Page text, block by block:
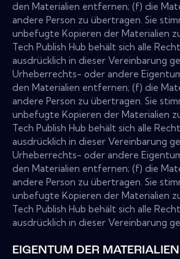
den Materialien entfernen; (f) die
andere Person zu übertragen. Sie
unbefugte Kopieren der Materialien
Tech Publish Hub behält sich alle
ausdrücklich in dieser Vereinbarung
Urheberrechts- oder andere
den Materialien entfernen; (f) die
andere Person zu übertragen. Sie
unbefugte Kopieren der Materialien
Tech Publish Hub behält sich alle
ausdrücklich in dieser Vereinbarung
Urheberrechts- oder andere
den Materialien entfernen; (f) die
andere Person zu übertragen. Sie
unbefugte Kopieren der Materialien
Tech Publish Hub behält sich alle
ausdrücklich in dieser Vereinbarung
EIGENTUM DER